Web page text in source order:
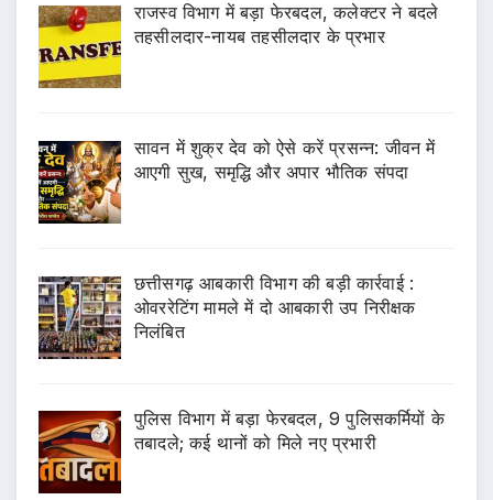
राजस्व विभाग में बड़ा फेरबदल, कलेक्टर ने बदले
तहसीलदार-नायब तहसीलदार के प्रभार
सावन में शुक्र देव को ऐसे करें प्रसन्न: जीवन में
आएगी सुख, समृद्धि और अपार भौतिक संपदा
छत्तीसगढ़ आबकारी विभाग की बड़ी कार्रवाई :
ओवररेटिंग मामले में दो आबकारी उप निरीक्षक
निलंबित
पुलिस विभाग में बड़ा फेरबदल, 9 पुलिसकर्मियों के
तबादले; कई थानों को मिले नए प्रभारी